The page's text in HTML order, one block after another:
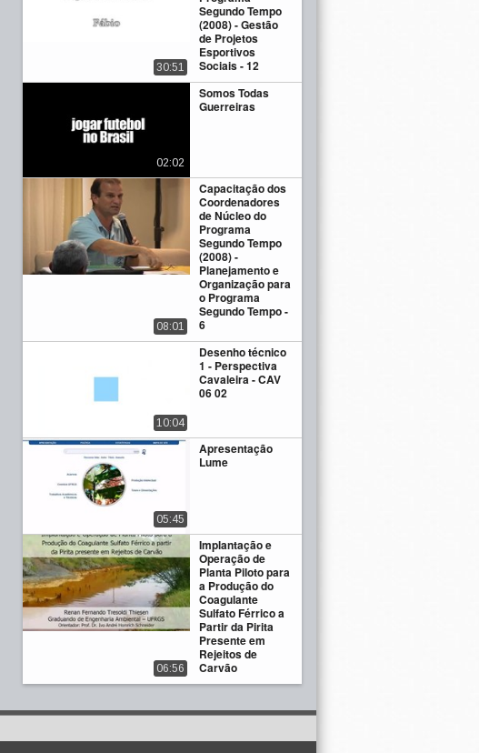
Segundo Tempo
(2008) - Gestão
de Projetos
Esportivos
Sociais - 12
30:51
Somos Todas
Guerreiras
02:02
Capacitação dos
Coordenadores
de Núcleo do
Programa
Segundo Tempo
(2008) -
Planejamento e
Organização para
o Programa
Segundo Tempo -
6
08:01
Desenho técnico
1 - Perspectiva
Cavaleira - CAV
06 02
10:04
Apresentação
Lume
05:45
Implantação e
Operação de
Planta Piloto para
a Produção do
Coagulante
Sulfato Férrico a
Partir da Pirita
Presente em
Rejeitos de
Carvão
06:56